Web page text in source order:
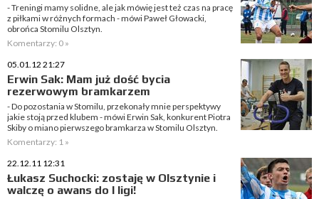
- Treningi mamy solidne, ale jak mówię jest też czas na pracę
z piłkami w różnych formach - mówi Paweł Głowacki,
obrońca Stomilu Olsztyn.
Komentarzy: 0 »
05.01.12 21:27
Erwin Sak: Mam już dość bycia
rezerwowym bramkarzem
- Do pozostania w Stomilu, przekonały mnie perspektywy
jakie stoją przed klubem - mówi Erwin Sak, konkurent Piotra
Skiby o miano pierwszego bramkarza w Stomilu Olsztyn.
Komentarzy: 1 »
22.12.11 12:31
Łukasz Suchocki: zostaję w Olsztynie i
walczę o awans do I ligi!